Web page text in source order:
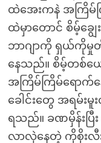
ထဲအေးကနဲ အကြိမ်
ထဲမှာတောင် စိမ့်ချွ
ဘာဂျာကို ရှယ်ကိုမှုတ်
နေသည်။ စိမ့်တစ်
အကြိမ်ကြိမ်ရောက်န
ခေါင်းတွေ အရမ်း
ရသည်။ ခဏမှိန်းပြီ
လာလှဲနေတဲ့ ကိုစိုးလီ